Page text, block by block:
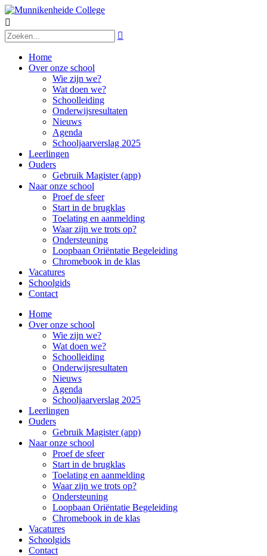


Home
Over onze school
Wie zijn we?
Wat doen we?
Schoolleiding
Onderwijsresultaten
Nieuws
Agenda
Schooljaarverslag 2025
Leerlingen
Ouders
Gebruik Magister (app)
Naar onze school
Proef de sfeer
Start in de brugklas
Toelating en aanmelding
Waar zijn we trots op?
Ondersteuning
Loopbaan Oriëntatie Begeleiding
Chromebook in de klas
Vacatures
Schoolgids
Contact
Home
Over onze school
Wie zijn we?
Wat doen we?
Schoolleiding
Onderwijsresultaten
Nieuws
Agenda
Schooljaarverslag 2025
Leerlingen
Ouders
Gebruik Magister (app)
Naar onze school
Proef de sfeer
Start in de brugklas
Toelating en aanmelding
Waar zijn we trots op?
Ondersteuning
Loopbaan Oriëntatie Begeleiding
Chromebook in de klas
Vacatures
Schoolgids
Contact